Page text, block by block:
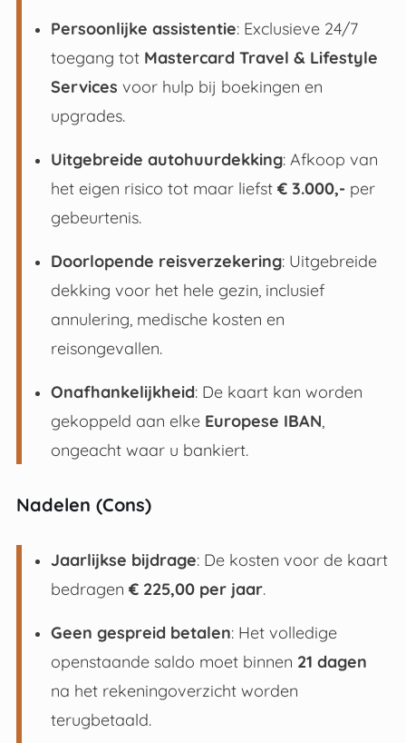
Persoonlijke assistentie: Exclusieve 24/7
toegang tot Mastercard Travel & Lifestyle
Services voor hulp bij boekingen en
upgrades.
Uitgebreide autohuurdekking: Afkoop van
het eigen risico tot maar liefst € 3.000,-per
gebeurtenis.
Doorlopende reisverzekering: Uitgebreide
dekking voor het hele gezin, inclusief
annulering, medische kosten en
reisongevallen.
Onafhankelijkheid: De kaart kan worden
gekoppeld aan elke Europese IBAN
ongeacht waar u bankiert.
Nadelen (Cons)
Jaarlijkse bijdrage: De kosten voor de kaart
bedragen € 225,00 per jaar.
Geen gespreid betalen: Het volledige
openstaande saldo moet binnen 21 dagen
na het rekeningoverzicht worden
terugbetaald.